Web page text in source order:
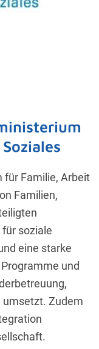
für Familie, Arbeit
Familien,
soziale
eine starke
und
Zudem